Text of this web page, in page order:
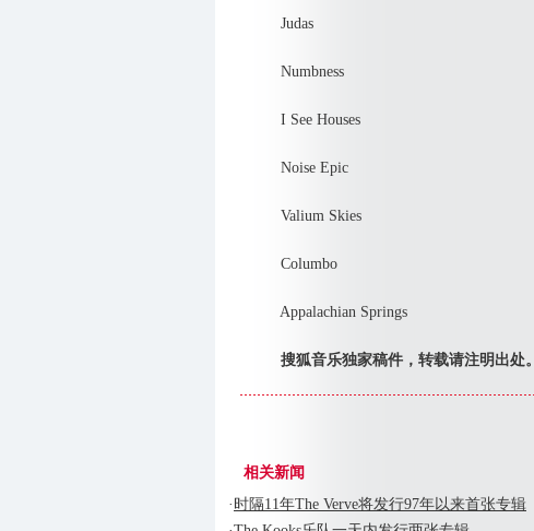
Judas
Numbness
I See Houses
Noise Epic
Valium Skies
Columbo
Appalachian Springs
搜狐音乐独家稿件，转载请注明出处。
相关新闻
· 时隔11年The Verve将发行97年以来首张专辑